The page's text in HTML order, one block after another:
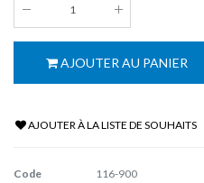
AJOUTER AU PANIER
AJOUTER À LA LISTE DE SOUHAITS
Code
116-900